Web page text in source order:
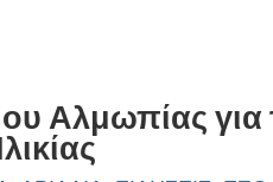
Αλμωπίας για